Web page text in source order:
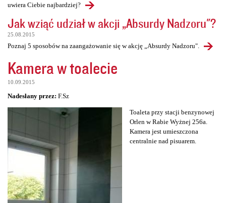
uwiera Ciebie najbardziej?
Jak wziąć udział w akcji „Absurdy Nadzoru"?
25.08.2015
Poznaj 5 sposobów na zaangażowanie się w akcję „Absurdy Nadzoru".
Kamera w toalecie
10.09.2015
Nadesłany przez: F.Sz
Toaleta przy stacji benzynowej
Orlen w Rabie Wyżnej 256a.
Kamera jest umieszczona
centralnie nad pisuarem.